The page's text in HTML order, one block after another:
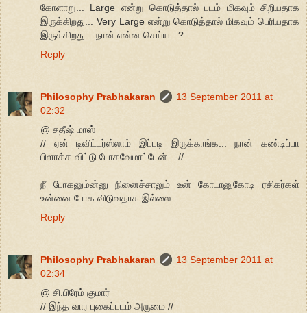
கோளாறு... Large என்று கொடுத்தால் படம் மிகவும் சிறியதாக
இருக்கிறது... Very Large என்று கொடுத்தால் மிகவும் பெரியதாக
இருக்கிறது... நான் என்ன செய்ய...?
Reply
Philosophy Prabhakaran
13 September 2011 at
02:32
@ சதீஷ் மாஸ்
// ஏன் டிவிட்டர்ஸ்லாம் இப்படி இருக்காங்க... நான் கண்டிப்பா
பிளாக்க விட்டு போகவேமாட்டேன்... //
நீ போகனும்ன்னு நினைச்சாலும் உன் கோடானுகோடி ரசிகர்கள்
உன்னை போக விடுவதாக இல்லை...
Reply
Philosophy Prabhakaran
13 September 2011 at
02:34
@ சி.பிரேம் குமார்
// இந்த வார புகைப்படம் அருமை //